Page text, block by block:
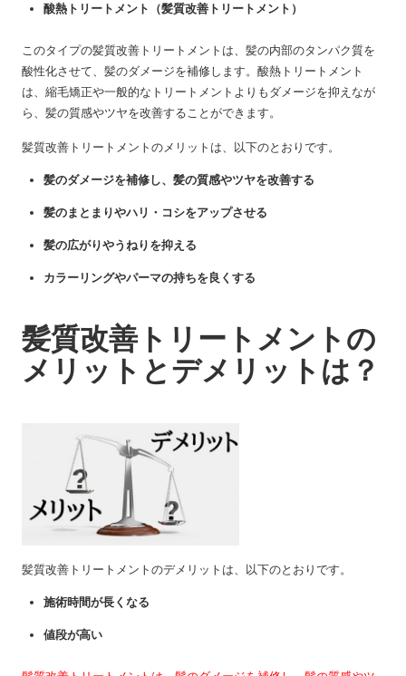
酸熱トリートメント（髪質改善トリートメント）
このタイプの髪質改善トリートメントは、髪の内部のタンパク質を
酸性化させて、髪のダメージを補修します。酸熱トリートメント
は、縮毛矯正や一般的なトリートメントよりもダメージを抑えなが
ら、髪の質感やツヤを改善することができます。
髪質改善トリートメントのメリットは、以下のとおりです。
髪のダメージを補修し、髪の質感やツヤを改善する
髪のまとまりやハリ・コシをアップさせる
髪の広がりやうねりを抑える
カラーリングやパーマの持ちを良くする
髪質改善トリートメントの
メリットとデメリットは？
髪質改善トリートメントのデメリットは、以下のとおりです。
施術時間が長くなる
値段が高い